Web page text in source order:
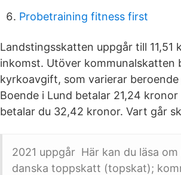
Probetraining fitness first
Landstingsskatten uppgår till 11,51
inkomst. Utöver kommunalskatten
kyrkoavgift, som varierar
Boende i Lund betalar 21,24
betalar du 32,42 kronor. Vart går
2021 uppgår Här kan du läsa
danska toppskatt (topskat);